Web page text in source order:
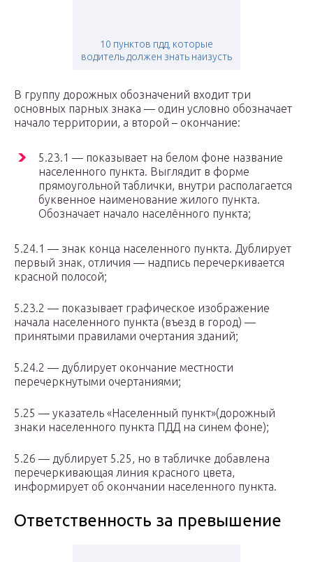
10 пунктов пдд, которые
водитель должен знать наизусть
В группу дорожных обозначений входит три
основных парных знака — один условно обозначает
начало территории, а второй – окончание:
5.23.1 — показывает на белом фоне название
населенного пункта. Выглядит в форме
прямоугольной таблички, внутри располагается
буквенное наименование жилого пункта.
Обозначает начало населённого пункта;
5.24.1 — знак конца населенного пункта. Дублирует
первый знак, отличия — надпись перечеркивается
красной полосой;
5.23.2 — показывает графическое изображение
начала населенного пункта (въезд в город) —
принятыми правилами очертания зданий;
5.24.2 — дублирует окончание местности
перечеркнутыми очертаниями;
5.25 — указатель «Населенный пункт»(дорожный
знаки населенного пункта ПДД на синем фоне);
5.26 — дублирует 5.25, но в табличке добавлена
перечеркивающая линия красного цвета,
информирует об окончании населенного пункта.
Ответственность за превышение